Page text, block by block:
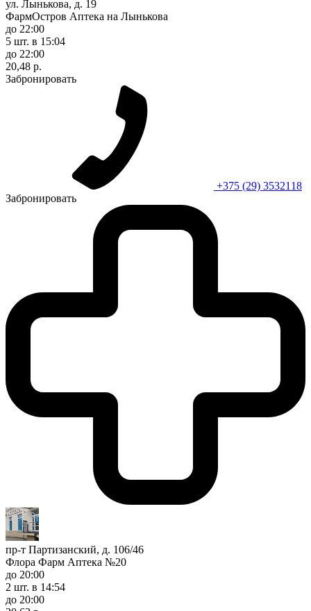
ул. Лынькова, д. 19
ФармОстров Аптека на Лынькова
до 22:00
5 шт. в 15:04
до 22:00
20,48 р.
Забронировать
+375 (29) 3532118
Забронировать
пр-т Партизанский, д. 106/46
Флора Фарм Аптека №20
до 20:00
2 шт. в 14:54
до 20:00